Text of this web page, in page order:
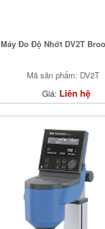
Máy Đo Độ Nhớt DV2T
Mã sản phẩm: DV2T
Giá: Liên hệ